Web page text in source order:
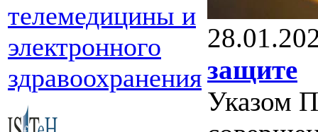
телемедицины и
электронного
здравоохранениязащите
Указом